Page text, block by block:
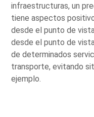
infraestructuras, un
tiene aspectos
desde el punto de
desde el punto de
de determinados
transporte, evitando
ejemplo.